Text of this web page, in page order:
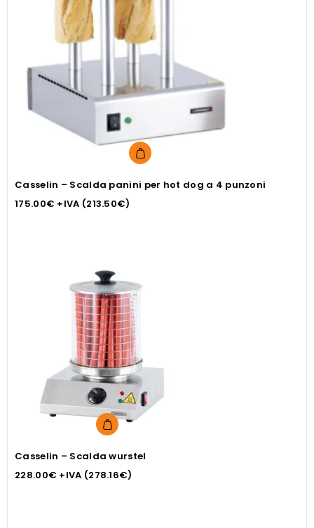
Casselin – Scalda panini per hot dog a 4 punzoni
175.00€ +IVA (213.50€)
Casselin – Scalda wurstel
228.00€ +IVA (278.16€)